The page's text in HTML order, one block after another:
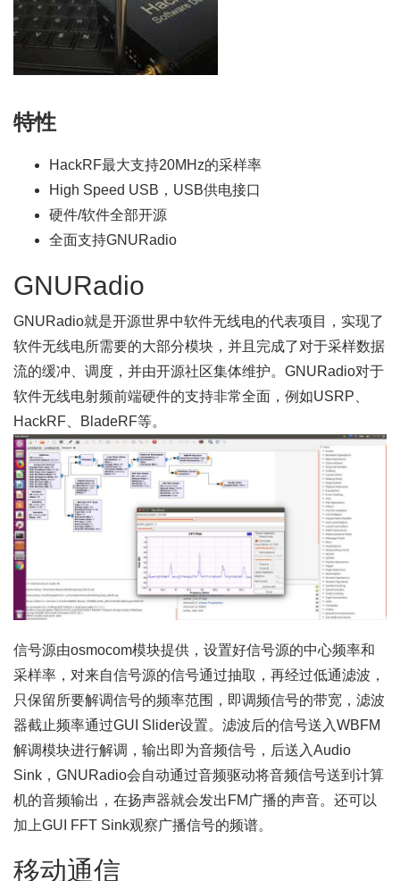
特性
HackRF最大支持20MHz的采样率
High Speed USB，USB供电接口
硬件/软件全部开源
全面支持GNURadio
GNURadio
GNURadio就是开源世界中软件无线电的代表项目，实现了
软件无线电所需要的大部分模块，并且完成了对于采样数据
流的缓冲、调度，并由开源社区集体维护。GNURadio对于
软件无线电射频前端硬件的支持非常全面，例如USRP、
HackRF、BladeRF等。
信号源由osmocom模块提供，设置好信号源的中心频率和
采样率，对来自信号源的信号通过抽取，再经过低通滤波，
只保留所要解调信号的频率范围，即调频信号的带宽，滤波
器截止频率通过GUI Slider设置。滤波后的信号送入WBFM
解调模块进行解调，输出即为音频信号，后送入Audio
Sink，GNURadio会自动通过音频驱动将音频信号送到计算
机的音频输出，在扬声器就会发出FM广播的声音。还可以
加上GUI FFT Sink观察广播信号的频谱。
移动通信